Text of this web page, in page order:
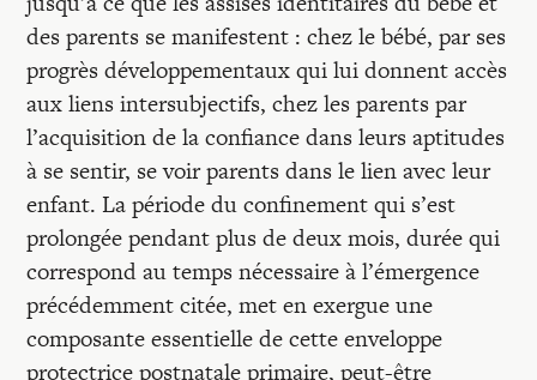
Mon panier
Mon compte
des parents se manifestent : chez le bébé, par ses
progrès développementaux qui lui donnent accès
aux liens intersubjectifs, chez les parents par
l’acquisition de la confiance dans leurs aptitudes
à se sentir, se voir parents dans le lien avec leur
enfant. La période du confinement qui s’est
prolongée pendant plus de deux mois, durée qui
correspond au temps nécessaire à l’émergence
précédemment citée, met en exergue une
composante essentielle de cette enveloppe
protectrice postnatale primaire, peut-être